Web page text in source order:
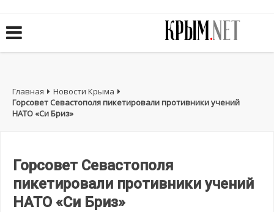
Главная
Новости Крыма
Горсовет Севастополя пикетировали противники учений
НАТО «Си Бриз»
Горсовет Севастополя
пикетировали противники учений
НАТО «Си Бриз»